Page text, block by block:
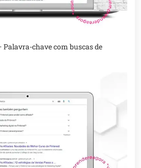
Palavra-chave com buscas de